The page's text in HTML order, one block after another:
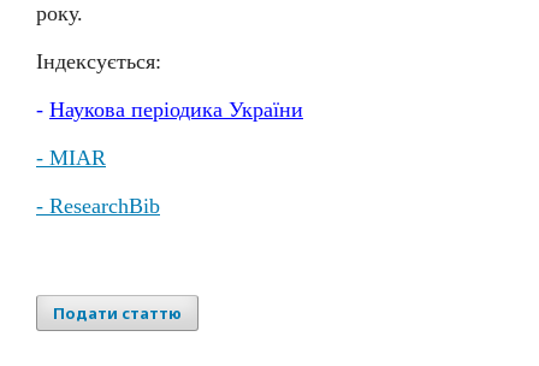
року.
Індексується:
- Наукова періодика України
- MIAR
- ResearchBib
Подати статтю